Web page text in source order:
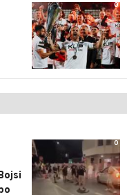
0
0